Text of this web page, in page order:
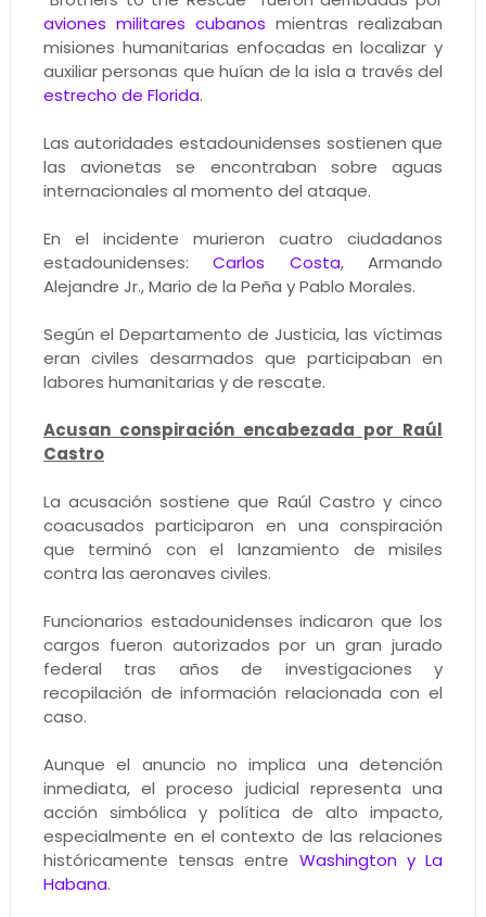
aviones militares cubanos mientras realizaban
misiones humanitarias enfocadas en localizar y
auxiliar personas que huían de la isla a través del
estrecho de Florida.
Las autoridades estadounidenses sostienen que
las avionetas se encontraban sobre aguas
internacionales al momento del ataque.
En el incidente murieron cuatro ciudadanos
estadounidenses:Carlos Costa, Armando
Alejandre Jr., Mario de la Peña y Pablo Morales.
Según el Departamento de Justicia, las víctimas
eran civiles desarmados que participaban en
labores humanitarias y de rescate.
Acusan conspiración encabezada por Raúl
Castro
La acusación sostiene que Raúl Castro y cinco
coacusados participaron en una conspiración
que terminó con el lanzamiento de misiles
contra las aeronaves civiles.
Funcionarios estadounidenses indicaron que los
cargos fueron autorizados por un gran jurado
federal tras años de investigaciones y
recopilación de información relacionada con el
caso.
Aunque el anuncio no implica una detención
inmediata, el proceso judicial representa una
acción simbólica y política de alto impacto,
especialmente en el contexto de las relaciones
históricamente tensas entre Washington y La
Habana.